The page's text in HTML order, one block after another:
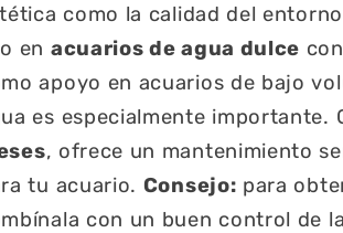
como la calidad del
en acuarios de agua dulce
apoyo en acuarios de bajo
es especialmente importante.
, ofrece un mantenimiento
tu acuario. Consejo: para
con un buen control de